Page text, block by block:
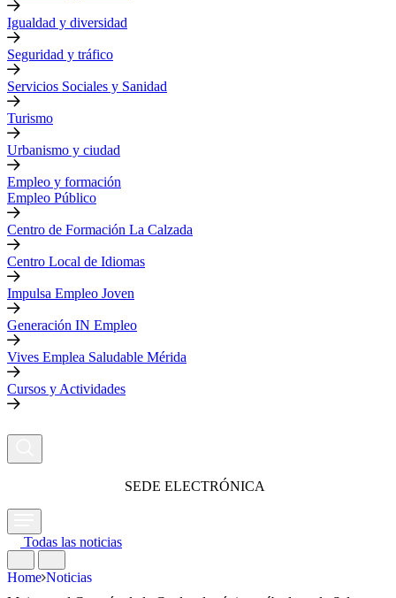
Igualdad y diversidad
Seguridad y tráfico
Servicios Sociales y Sanidad
Turismo
Urbanismo y ciudad
Empleo y formación
Empleo Público
Centro de Formación La Calzada
Centro Local de Idiomas
Impulsa Empleo Joven
Generación IN Empleo
Vives Emplea Saludable Mérida
Cursos y Actividades
SEDE ELECTRÓNICA
Todas las noticias
Home Noticias